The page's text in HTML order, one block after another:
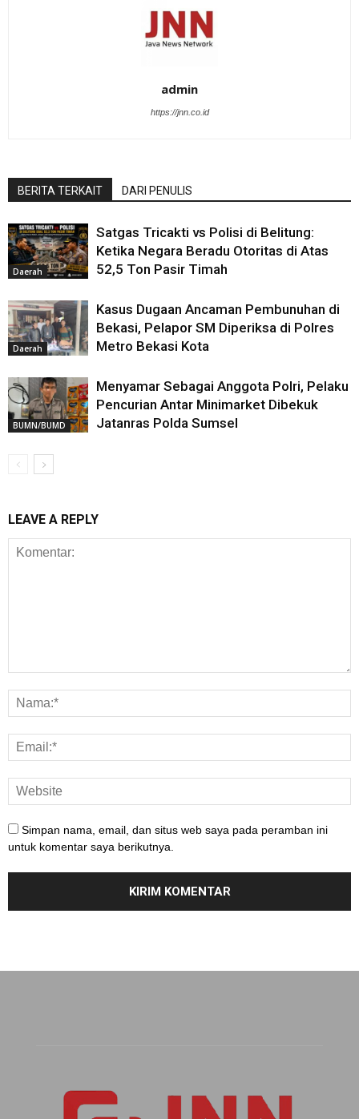
admin
https://jnn.co.id
BERITA TERKAIT DARI PENULIS
Daerah
Satgas Tricakti vs Polisi di Belitung:
Ketika Negara Beradu Otoritas di Atas
52,5 Ton Pasir Timah
Daerah
Kasus Dugaan Ancaman Pembunuhan di
Bekasi, Pelapor SM Diperiksa di Polres
Metro Bekasi Kota
BUMN/BUMD
Menyamar Sebagai Anggota Polri, Pelaku
Pencurian Antar Minimarket Dibekuk
Jatanras Polda Sumsel
LEAVE A REPLY
Simpan nama, email, dan situs web saya pada peramban ini
untuk komentar saya berikutnya.